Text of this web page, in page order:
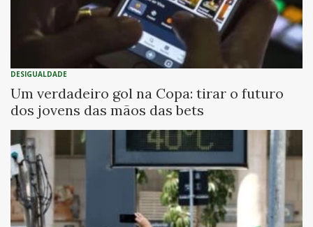
DESIGUALDADE
Um verdadeiro gol na Copa: tirar o futuro
dos jovens das mãos das bets